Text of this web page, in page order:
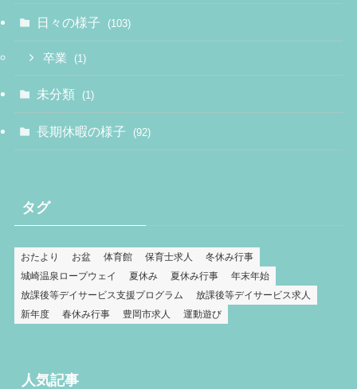
日々の様子 (103)
卒業 (1)
未分類 (1)
長期休暇の様子 (92)
タグ
おたより お盆 体育館 保育士求人
冬休み行事
城崎温泉ロープウェイ
夏休み 夏休み行事
年末年始
放課後等デイサービス支援プログラム
放課後等デイサービス求人
新年度
春休み行事 豊岡市求人 運動遊び
人気記事